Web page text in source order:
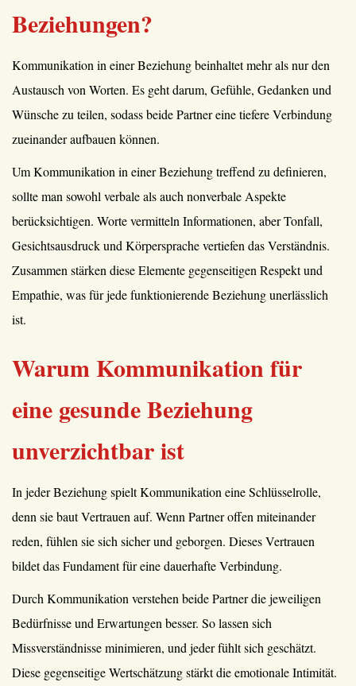
Beziehungen?
Kommunikation in einer Beziehung beinhaltet mehr als nur den
Austausch von Worten. Es geht darum, Gefühle, Gedanken und
Wünsche zu teilen, sodass beide Partner eine tiefere Verbindung
zueinander aufbauen können.
Um Kommunikation in einer Beziehung treffend zu definieren,
sollte man sowohl verbale als auch nonverbale Aspekte
berücksichtigen. Worte vermitteln Informationen, aber Tonfall,
Gesichtsausdruck und Körpersprache vertiefen das Verständnis.
Zusammen stärken diese Elemente gegenseitigen Respekt und
Empathie, was für jede funktionierende Beziehung unerlässlich
ist.
Warum Kommunikation für
eine gesunde Beziehung
unverzichtbar ist
In jeder Beziehung spielt Kommunikation eine Schlüsselrolle,
denn sie baut Vertrauen auf. Wenn Partner offen miteinander
reden, fühlen sie sich sicher und geborgen. Dieses Vertrauen
bildet das Fundament für eine dauerhafte Verbindung.
Durch Kommunikation verstehen beide Partner die jeweiligen
Bedürfnisse und Erwartungen besser. So lassen sich
Missverständnisse minimieren, und jeder fühlt sich geschätzt.
Diese gegenseitige Wertschätzung stärkt die emotionale Intimität.